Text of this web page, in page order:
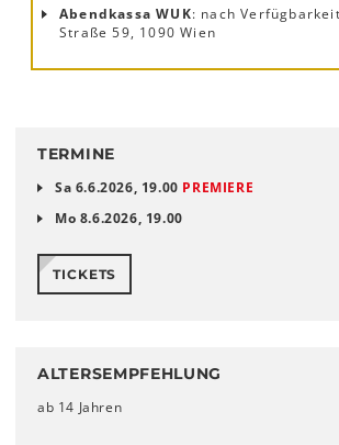
Abendkassa WUK: nach
Straße 59, 1090 Wien
TERMINE
Sa 6.6.2026, 19.00 PREMIERE
Mo 8.6.2026, 19.00
TICKETS
ALTERSEMPFEHLUNG
ab 14 Jahren